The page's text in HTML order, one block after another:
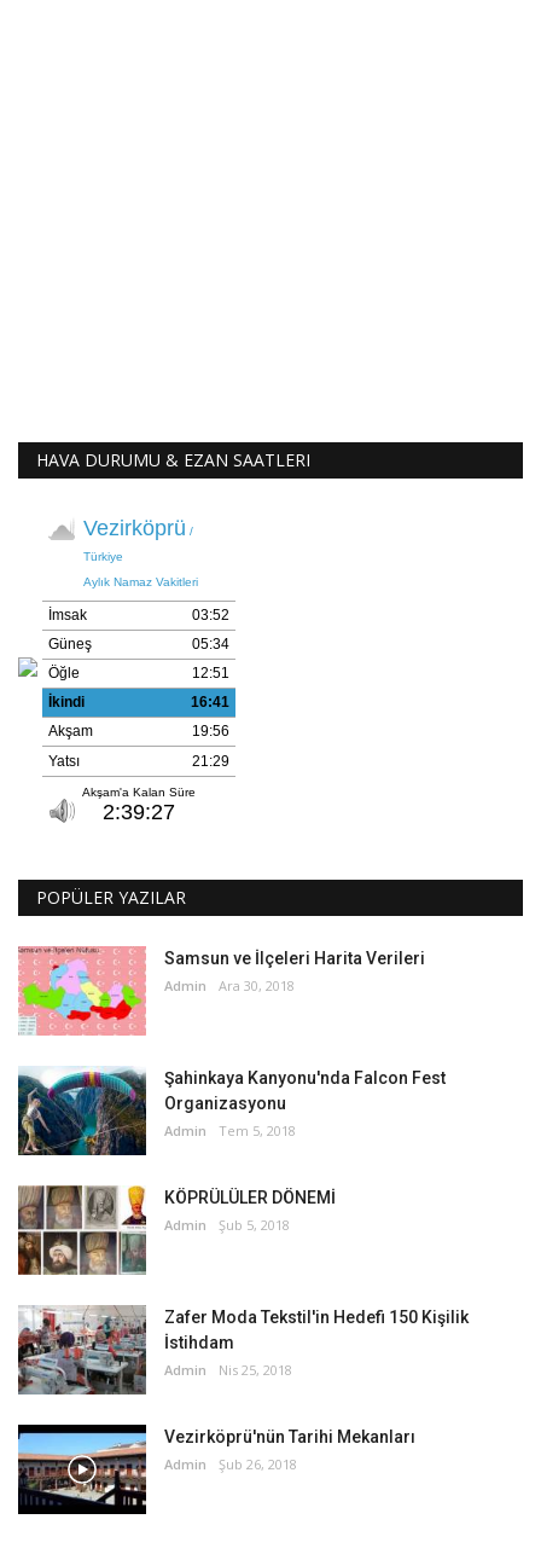
HAVA DURUMU & EZAN SAATLERI
POPÜLER YAZILAR
Samsun ve İlçeleri Harita Verileri
Admin Ara 30, 2018
Şahinkaya Kanyonu'nda Falcon Fest
Organizasyonu
Admin Tem 5, 2018
KÖPRÜLÜLER DÖNEMİ
Admin Şub 5, 2018
Zafer Moda Tekstil'in Hedefi 150 Kişilik
İstihdam
Admin Nis 25, 2018
Vezirköprü'nün Tarihi Mekanları
Admin Şub 26, 2018